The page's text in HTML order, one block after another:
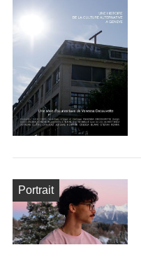
Portrait